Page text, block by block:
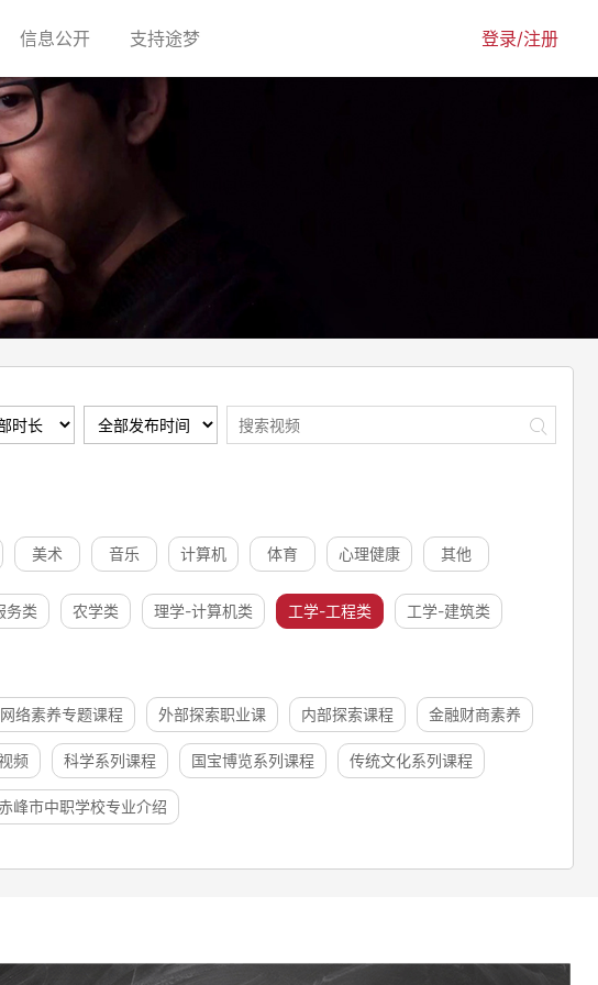
信息公开(current)支持途梦(current) 登录/注册
美术 音乐 计算机 体育 心理健康 其他
务类 农学类 理学-计算机类 工学-工程类 工学-建筑类
网络素养专题课程 外部探索职业课 内部探索课程 金融财商素养
频 科学系列课程 国宝博览系列课程 传统文化系列课程
峰市中职学校专业介绍